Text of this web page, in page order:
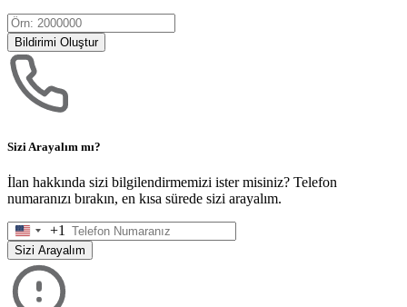
Bildirimi Oluştur
Sizi Arayalım mı?
İlan hakkında sizi bilgilendirmemizi ister misiniz? Telefon
numaranızı bırakın, en kısa sürede sizi arayalım.
United
States
+1
+1
Sizi Arayalım